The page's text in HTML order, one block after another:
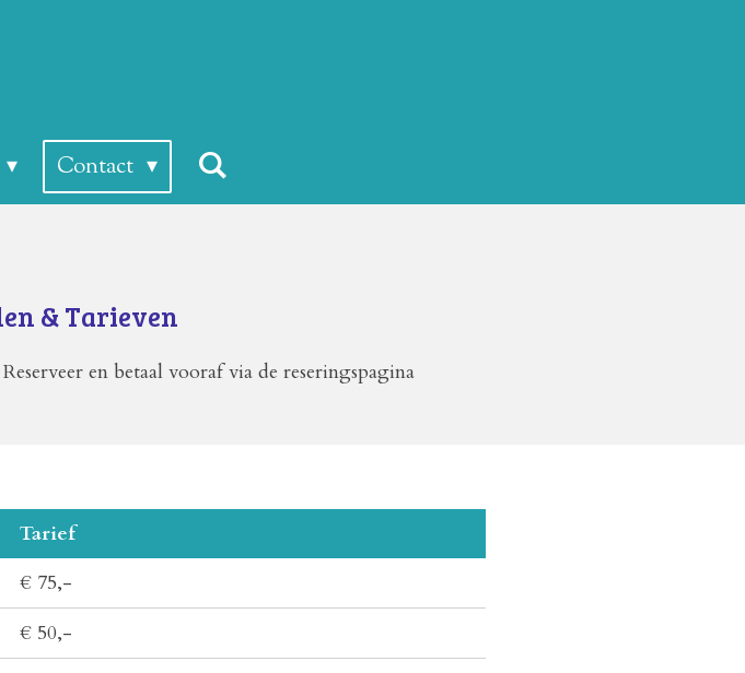
Contact
& Tarieven
en betaal vooraf via de reseringspagina
Tarief
€ 75,-
€ 50,-